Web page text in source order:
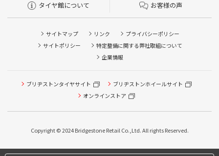
タイヤ館について お客様の声
サイトマップ リンク
プライバシーポリシー
サイトポリシー
特定整備に関する弊社取組について
企業情報
ブリヂストンタイヤサイト
ブリヂストンホイールサイト
オンラインストア
Copyright © 2024 Bridgestone Retail Co.,Ltd. All rights Reserved.
タイヤ点検・安全点検/タイヤ履き替え/オイル交換/その他